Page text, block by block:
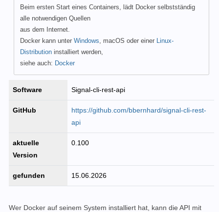
Beim ersten Start eines Containers, lädt Docker selbstständig
alle notwendigen Quellen
aus dem Internet.
Docker kann unter Windows , macOS oder einer Linux-
Distribution installiert werden,
siehe auch: Docker
Software Signal-cli-rest-api
GitHub
https://github.com/bbernhard/signal-cli-rest-
api
aktuelle
Version
0.100
gefunden 15.06.2026
Wer Docker auf seinem System installiert hat, kann die API mit